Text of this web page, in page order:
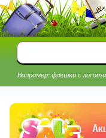
Например: флешки с